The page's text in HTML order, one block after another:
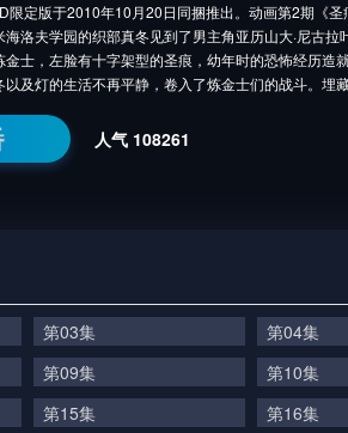
限定版于2010年10月20日同捆推出。动画第2期《圣
洛夫学园的织部真冬见到了男主角亚历山大·尼古
士，左脸有十字架型的圣痕，幼年时的恐怖经历造
以及灯的生活不再平静，卷入了炼金士们的战斗。
人气 108261
第03集 第04集
第09集
第10集
第15集
第16集